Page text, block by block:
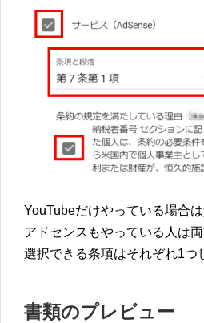
YouTubeだけやっている場合
アドセンスもやっている人は
選択できる条項はそれぞれ1つ
書類のプレビュー